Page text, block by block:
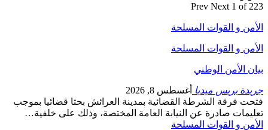
Prev Next 1 of 223
الأمن و القوات المسلحة
الأمن و القوات المسلحة
بيان الأمن الوطني
جريدة بريس ميديا أغسطس 8, 2026
فتحت فرقة الشرطة القضائية بمدينة العرائش بحثا قضائيا بموجب
تعليمات صادرة عن النيابة العامة المختصة، وذلك على خلفية…
الأمن و القوات المسلحة